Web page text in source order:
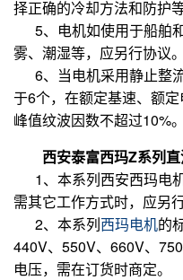
择正确的冷却方法和防护
5、电机如使用于船舶
雾、潮湿等，应另行协议。
6、当电机采用静止整
于6个，在额定基速、额
峰值纹波因数不超过10%。
西安泰富西玛Z系列
1、本系列西安西玛电
需其它工作方式时，应另行
2、本系列西玛电机的
440V、550V、660V、
电压，需在订货时商定。